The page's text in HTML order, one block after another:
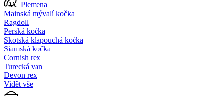
Plemena
Mainská mývalí kočka
Ragdoll
Perská kočka
Skotská klapouchá kočka
Siamská kočka
Cornish rex
Turecká van
Devon rex
Vidět vše